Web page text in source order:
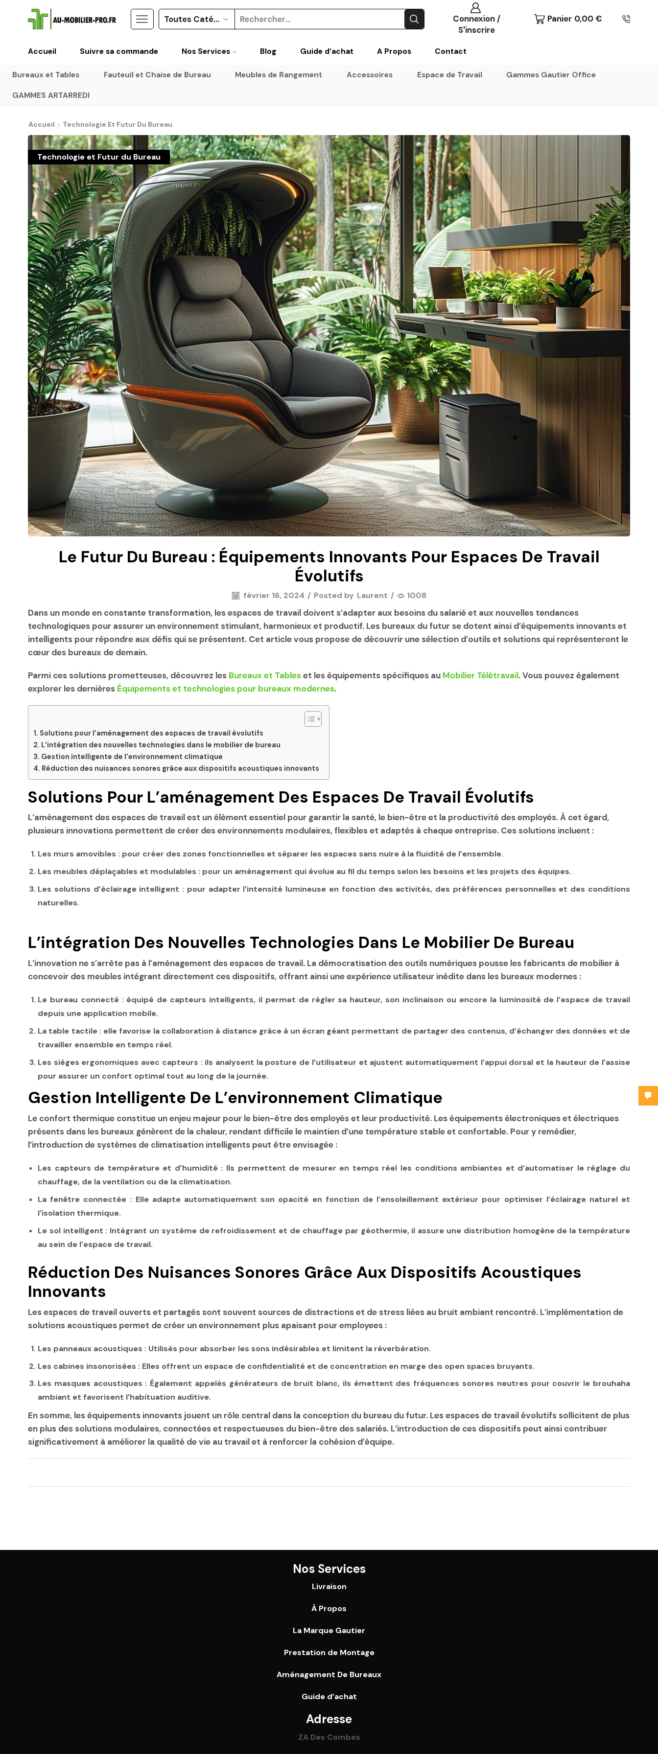
Connexion /
S'inscrire
Panier 0,00 €
Accueil Suivre sa commande Nos Services Blog Guide d’achat A Propos Contact
Bureaux et Tables Fauteuil et Chaise de Bureau Meubles de Rangement Accessoires Espace de Travail Gammes Gautier Office
GAMMES ARTARREDI
Accueil Technologie Et Futur Du Bureau
Technologie et Futur du Bureau
Le Futur Du Bureau : Équipements Innovants Pour Espaces De Travail
Évolutifs
février 16, 2024 / Posted by Laurent / 1008
Dans un monde en constante transformation, les espaces de travail doivent s’adapter aux besoins du salarié et aux nouvelles tendances
technologiques pour assurer un environnement stimulant, harmonieux et productif. Les bureaux du futur se dotent ainsi d’équipements innovants et
intelligents pour répondre aux défis qui se présentent. Cet article vous propose de découvrir une sélection d’outils et solutions qui représenteront le
cœur des bureaux de demain.
Parmi ces solutions prometteuses, découvrez les Bureaux et Tableset les équipements spécifiques au Mobilier Télétravail. Vous pouvez également
explorer les dernières Équipements et technologies pour bureaux modernes.
Solutions pour l’aménagement des espaces de travail évolutifs
L’intégration des nouvelles technologies dans le mobilier de bureau
Gestion intelligente de l’environnement climatique
Réduction des nuisances sonores grâce aux dispositifs acoustiques innovants
Solutions Pour L’aménagement Des Espaces De Travail Évolutifs
L’aménagement des espaces de travail est un élément essentiel pour garantir la santé, le bien-être et la productivité des employés. À cet égard,
plusieurs innovations permettent de créer des environnements modulaires, flexibles et adaptés à chaque entreprise. Ces solutions incluent :
Les murs amovibles : pour créer des zones fonctionnelles et séparer les espaces sans nuire à la fluidité de l’ensemble.
Les meubles déplaçables et modulables : pour un aménagement qui évolue au fil du temps selon les besoins et les projets des équipes.
Les solutions d’éclairage intelligent : pour adapter l’intensité lumineuse en fonction des activités, des préférences personnelles et des conditions
naturelles.
L’intégration Des Nouvelles Technologies Dans Le Mobilier De Bureau
L’innovation ne s’arrête pas à l’aménagement des espaces de travail. La démocratisation des outils numériques pousse les fabricants de mobilier à
concevoir des meubles intégrant directement ces dispositifs, offrant ainsi une expérience utilisateur inédite dans les bureaux modernes :
Le bureau connecté : équipé de capteurs intelligents, il permet de régler sa hauteur, son inclinaison ou encore la luminosité de l’espace de travail
depuis une application mobile.
La table tactile : elle favorise la collaboration à distance grâce à un écran géant permettant de partager des contenus, d’échanger des données et de
travailler ensemble en temps réel.
Les sièges ergonomiques avec capteurs : ils analysent la posture de l’utilisateur et ajustent automatiquement l’appui dorsal et la hauteur de l’assise
pour assurer un confort optimal tout au long de la journée.
Gestion Intelligente De L’environnement Climatique
Le confort thermique constitue un enjeu majeur pour le bien-être des employés et leur productivité. Les équipements électroniques et électriques
présents dans les bureaux génèrent de la chaleur, rendant difficile le maintien d’une température stable et confortable. Pour y remédier,
l’introduction de systèmes de climatisation intelligents peut être envisagée :
Les capteurs de température et d’humidité: Ils permettent de mesurer en temps réel les conditions ambiantes et d’automatiser le réglage du
chauffage, de la ventilation ou de la climatisation.
La fenêtre connectée : Elle adapte automatiquement son opacité en fonction de l’ensoleillement extérieur pour optimiser l’éclairage naturel et
l’isolation thermique.
Le sol intelligent : Intégrant un système de refroidissement et de chauffage par géothermie, il assure une distribution homogène de la température
au sein de l’espace de travail.
Réduction Des Nuisances Sonores Grâce Aux Dispositifs Acoustiques
Innovants
Les espaces de travail ouverts et partagés sont souvent sources de distractions et de stress liées au bruit ambiant rencontré. L’implémentation de
solutions acoustiques permet de créer un environnement plus apaisant pour employees :
Les panneaux acoustiques : Utilisés pour absorber les sons indésirables et limitent la réverbération.
Les cabines insonorisées : Elles offrent un espace de confidentialité et de concentration en marge des open spaces bruyants.
Les masques acoustiques : Également appelés générateurs de bruit blanc, ils émettent des fréquences sonores neutres pour couvrir le brouhaha
ambiant et favorisent l’habituation auditive.
En somme, les équipements innovants jouent un rôle central dans la conception du bureau du futur. Les espaces de travail évolutifs sollicitent de plus
en plus des solutions modulaires, connectées et respectueuses du bien-être des salariés. L’introduction de ces dispositifs peut ainsi contribuer
significativement à améliorer la qualité de vie au travail et à renforcer la cohésion d’équipe.
Nos Services
Livraison
À Propos
La Marque Gautier
Prestation de Montage
Aménagement De Bureaux
Guide d’achat
Adresse
ZA Des Combes